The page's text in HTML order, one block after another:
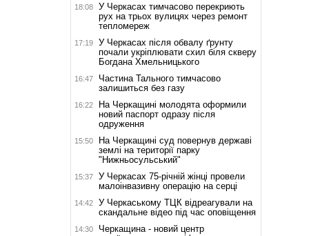
18:08
У Черкасах тимчасово перекриють
рух на трьох вулицях через ремонт
тепломереж
17:19
У Черкасах після обвалу ґрунту
почали укріплювати схил біля скверу
Богдана Хмельницького
16:47
Частина Тального тимчасово
залишиться без газу
16:22
На Черкащині молодята оформили
новий паспорт одразу після
одруження
15:50
На Черкащині суд повернув державі
землі на території парку
"Нижньосульський"
15:37
У Черкасах 75-річній жінці провели
малоінвазивну операцію на серці
14:42
У Черкаському ТЦК відреагували на
скандальне відео під час оповіщення
14:30
Черкащина - новий центр